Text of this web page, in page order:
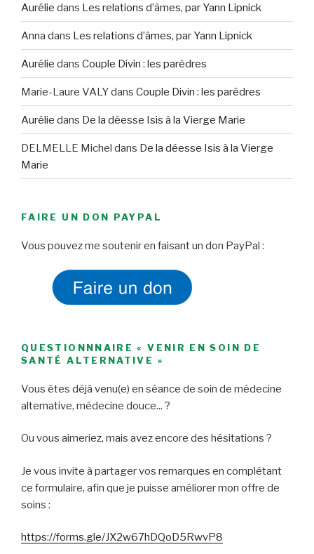
Aurélie dans Les relations d’âmes, par Yann Lipnick
Anna dans Les relations d’âmes, par Yann Lipnick
Aurélie dans Couple Divin : les parèdres
Marie-Laure VALYdans Couple Divin : les parèdres
Aurélie dans De la déesse Isis à la Vierge Marie
DELMELLE Michel dans De la déesse Isis à la Vierge
Marie
FAIRE UN DON PAYPAL
Vous pouvez me soutenir en faisant un don PayPal :
QUESTIONNNAIRE « VENIR EN SOIN DE
SANTÉ ALTERNATIVE »
Vous êtes déjà venu(e) en séance de soin de médecine
alternative, médecine douce... ?
Ou vous aimeriez, mais avez encore des hésitations ?
Je vous invite à partager vos remarques en complétant
ce formulaire, afin que je puisse améliorer mon offre de
soins :
https://forms.gle/JX2w67hDQoD5RwvP8